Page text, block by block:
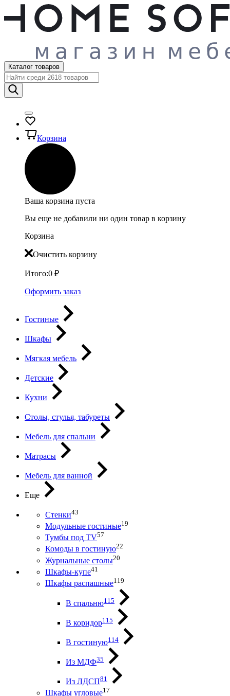
Каталог товаров
Корзина
Ваша корзина пуста
Вы еще не добавили ни один товар в корзину
Корзина
Очистить корзину
Итого:0 ₽
Оформить заказ
Гостиные
Шкафы
Мягкая мебель
Детские
Кухни
Столы, стулья, табуреты
Мебель для спальни
Матрасы
Мебель для ванной
Еще
Стенки43
Модульные гостиные19
Тумбы под ТV57
Комоды в гостиную22
Журнальные столы20
Шкафы-купе41
Шкафы распашные119
В спальню115
В коридор115
В гостиную114
Из МДФ35
Из ЛДСП81
Шкафы угловые17